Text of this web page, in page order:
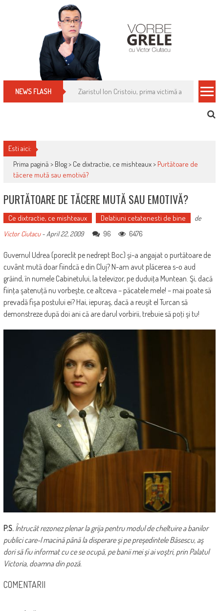
NEWS FLASH Cum îți schimbi, rapid, gratuit și eficient,
Esti aici:
Prima pagină > Blog> Ce dixtractie, ce mishteaux> Purtătoare de
tăcere mută sau emotivă?
PURTĂTOARE DE TĂCERE MUTĂ SAU EMOTIVĂ?
Ce dixtractie, ce mishteaux Delatiuni cetatenesti de bine
de
Victor Ciutacu-April 22, 2009 96 6476
Guvernul Udrea (poreclit pe nedrept Boc) şi-a angajat o purtătoare de
cuvânt mută doar fiindcă e din Cluj? N-am avut plăcerea s-o aud
grăind, în numele Cabinetului, la televizor, pe duduiţa Muntean. Şi, dacă
fiinţa şatenuţă nu vorbeşte, ce altceva – păcatele mele! – mai poate să
prevadă fişa postului ei? Hai, iepuraş, dacă a reuşit el Turcan să
demonstreze după doi ani că are darul vorbirii, trebuie să poţi şi tu!
P.S. Întrucât rezonez plenar la grija pentru modul de cheltuire a banilor
publici care-l macină până la disperare şi pe preşedintele Băsescu, aş
dori să fiu informat cu ce se ocupă, pe banii mei şi ai voştri, prin Palatul
Victoria, doamna din poză.
COMENTARII